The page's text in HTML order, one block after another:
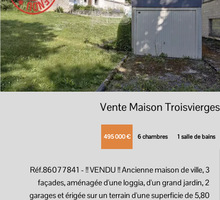
Vente Maison Troisvierges
495 000 € 6 chambres 1 salle de bains
Réf.86077841 - !! VENDU !! Ancienne maison de ville, 3
façades, aménagée d'une loggia, d'un grand jardin, 2
garages et érigée sur un terrain d'une superficie de 5,80